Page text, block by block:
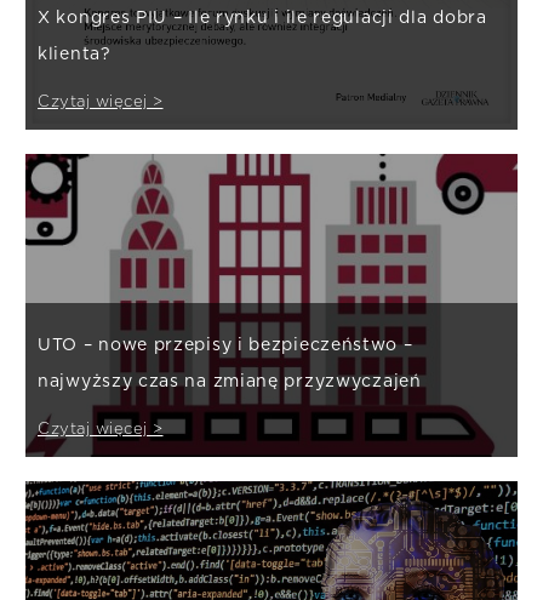
X kongres PIU – Ile rynku i ile regulacji dla dobra
klienta?
Czytaj więcej >
UTO – nowe przepisy i bezpieczeństwo –
najwyższy czas na zmianę przyzwyczajeń
Czytaj więcej >